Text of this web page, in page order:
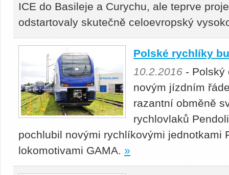
ICE do Basileje a Curychu, ale teprve
odstartovaly skutečně celoevropský
Polské rychlíky
10.2.2016 - Polský
novým jízdním
razantní obměně
rychlovlaků
pochlubil novými rychlíkovými jednotkami
lokomotivami GAMA. »